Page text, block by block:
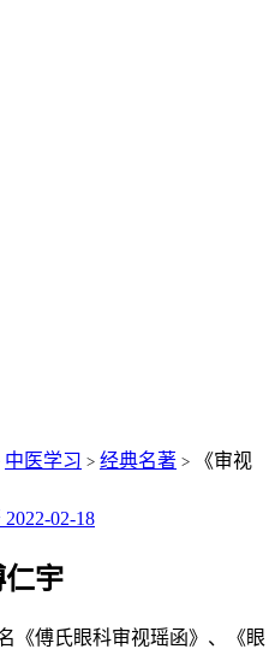
中医学习 > 经典名著 > 《审视
2022-02-18
仁宇
《傅氏眼科审视瑶函》、《眼